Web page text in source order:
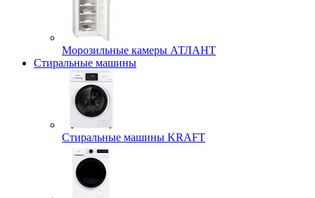
Морозильные камеры АТЛАНТ
Стиральные машины
Стиральные машины KRAFT